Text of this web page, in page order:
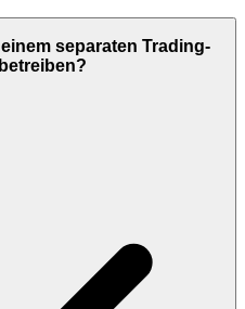
separaten Trading-